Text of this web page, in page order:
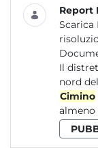
Report
Scarica
Il
nord
Cimino
almeno